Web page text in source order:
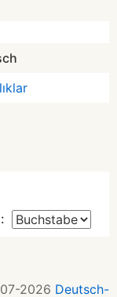
2026 Deutsch-